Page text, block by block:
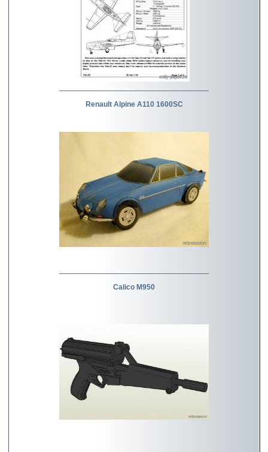
Renault Alpine A110 1600SC
Calico M950